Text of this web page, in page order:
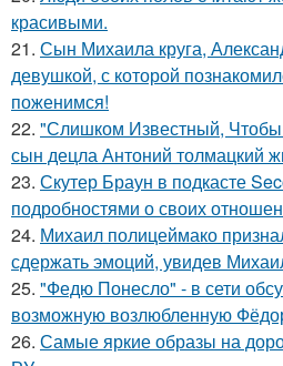
красивыми.
21. Сын Михаила круга,
девушкой, с которой
поженимся!
22. "Слишком Известный, Чтобы
сын децла Антоний толмацкий
23. Скутер Браун в подкасте
подробностями о своих
24. Михаил полицеймако
сдержать эмоций, увидев
25. "Федю Понесло" - в сети
возможную возлюбленную
26. Самые яркие образы на